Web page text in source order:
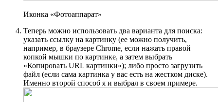
Иконка «Фотоаппарат»
Теперь можно использовать два варианта для поиска:
указать ссылку на картинку (ее можно получить,
например, в браузере Chrome, если нажать правой
копкой мышки по картинке, а затем выбрать
«Копировать URL картинки»); либо просто загрузить
файл (если сама картинка у вас есть на жестком диске).
Именно второй способ я и выбрал в своем примере.